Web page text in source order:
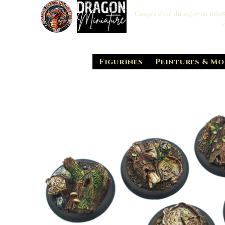
Congés d'été du 29/07 au 10/
Figurines Peintures &